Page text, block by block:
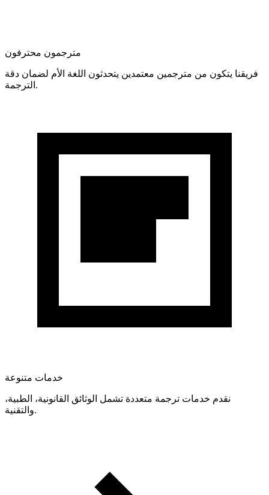
مترجمون محترفون
فريقنا يتكون من مترجمين معتمدين يتحدثون اللغة الأم لضمان دقة
الترجمة.
خدمات متنوعة
نقدم خدمات ترجمة متعددة تشمل الوثائق القانونية، الطبية،
والتقنية.